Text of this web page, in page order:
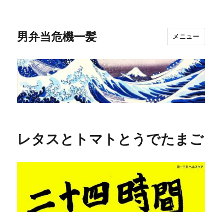
男弁当危機一髪 メニュー
レタスとトマトとうでたまご